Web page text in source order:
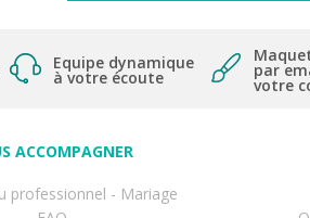
Equipe dynamique
à votre écoute par
votre
ACCOMPAGNER
professionnel - Mariage